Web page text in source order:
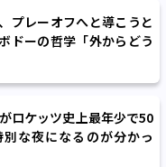
プレーオフへと導こうと
ドーの哲学「外からどう
は関係ない」
ロケッツ史上最年少で50
な夜になるのが分かっ